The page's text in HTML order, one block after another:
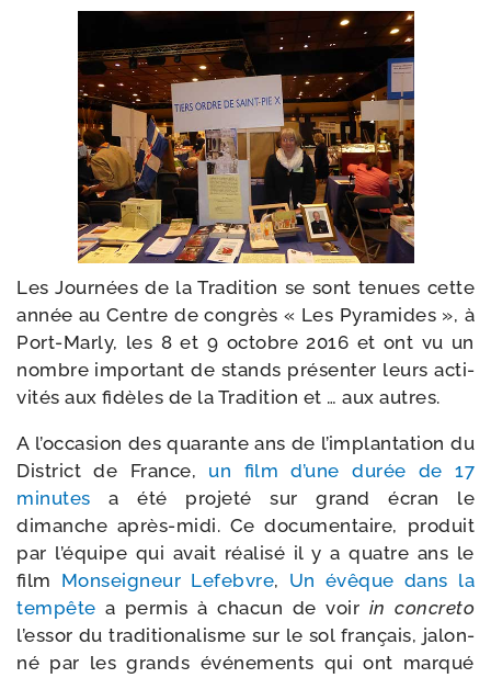
Les Journées de la Tradition se sont tenues cette
année au Centre de congrès « Les Pyramides », à
Port-​Marly, les 8 et 9 octobre 2016 et ont vu un
nombre impor­tant de stands pré­sen­ter leurs acti­
vi­tés aux fidèles de la Tradition et … aux autres.
A l’occasion des qua­rante ans de l’im­plan­ta­tion du
District de France, un film d’une durée de 17
minutes a été pro­je­té sur grand écran le
dimanche après-​midi. Ce docu­men­taire, pro­duit
par l’é­quipe qui avait réa­li­sé il y a quatre ans le
film Monseigneur Lefebvre, Un évêque dans la
tem­pête a per­mis à cha­cun de voir in concre­to
l’es­sor du tra­di­tio­na­lisme sur le sol fran­çais, jalon­
né par les grands évé­ne­ments qui ont mar­qué